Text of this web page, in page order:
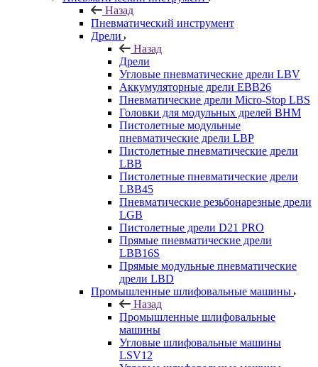
Назад
Пневматический инструмент
Дрели
Назад
Дрели
Угловые пневматические дрели LBV
Аккумуляторные дрели EBB26
Пневматические дрели Micro-Stop LBS
Головки для модульных дрелей BHM
Пистолетные модульные
пневматические дрели LBP
Пистолетные пневматические дрели
LBB
Пистолетные пневматические дрели
LBB45
Пневматические резьбонарезные дрели
LGB
Пистолетные дрели D21 PRO
Прямые пневматические дрели
LBB16S
Прямые модульные пневматические
дрели LBD
Промышленные шлифовальные машины
Назад
Промышленные шлифовальные
машины
Угловые шлифовальные машины
LSV12